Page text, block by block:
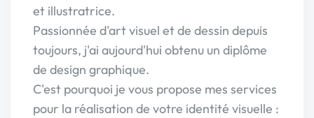
et illustratrice.
Passionnée d'art visuel et de dessin depuis
toujours, j'ai aujourd'hui obtenu un diplôme
de design graphique.
C'est pourquoi je vous propose mes services
pour la réalisation de votre identité visuelle :